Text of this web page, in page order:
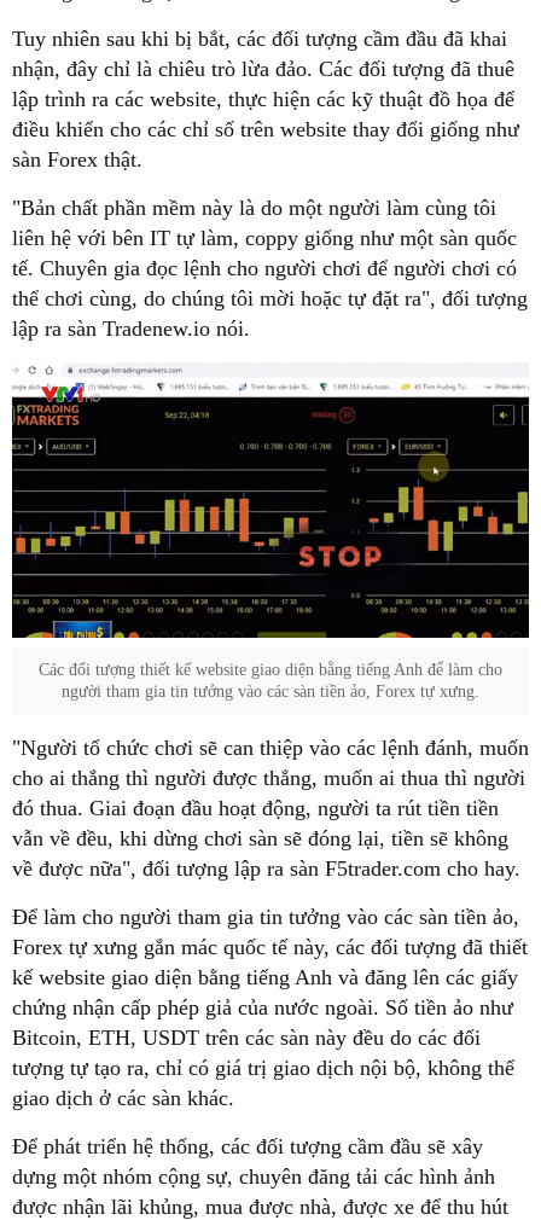
Tuy nhiên sau khi bị bắt, các đối tượng cầm đầu đã khai
nhận, đây chỉ là chiêu trò lừa đảo. Các đối tượng đã thuê
lập trình ra các website, thực hiện các kỹ thuật đồ họa để
điều khiển cho các chỉ số trên website thay đổi giống như
sàn Forex thật.
"Bản chất phần mềm này là do một người làm cùng tôi
liên hệ với bên IT tự làm, coppy giống như một sàn quốc
tế. Chuyên gia đọc lệnh cho người chơi để người chơi có
thể chơi cùng, do chúng tôi mời hoặc tự đặt ra", đối tượng
lập ra sàn Tradenew.io nói.
Các đối tượng thiết kế website giao diện bằng tiếng Anh để làm cho
người tham gia tin tưởng vào các sàn tiền ảo, Forex tự xưng.
"Người tổ chức chơi sẽ can thiệp vào các lệnh đánh, muốn
cho ai thắng thì người được thắng, muốn ai thua thì người
đó thua. Giai đoạn đầu hoạt động, người ta rút tiền tiền
vẫn về đều, khi dừng chơi sàn sẽ đóng lại, tiền sẽ không
về được nữa", đối tượng lập ra sàn F5trader.com cho hay.
Để làm cho người tham gia tin tưởng vào các sàn tiền ảo,
Forex tự xưng gắn mác quốc tế này, các đối tượng đã thiết
kế website giao diện bằng tiếng Anh và đăng lên các giấy
chứng nhận cấp phép giả của nước ngoài. Số tiền ảo như
Bitcoin, ETH, USDT trên các sàn này đều do các đối
tượng tự tạo ra, chỉ có giá trị giao dịch nội bộ, không thể
giao dịch ở các sàn khác.
Để phát triển hệ thống, các đối tượng cầm đầu sẽ xây
dựng một nhóm cộng sự, chuyên đăng tải các hình ảnh
được nhận lãi khủng, mua được nhà, được xe để thu hút